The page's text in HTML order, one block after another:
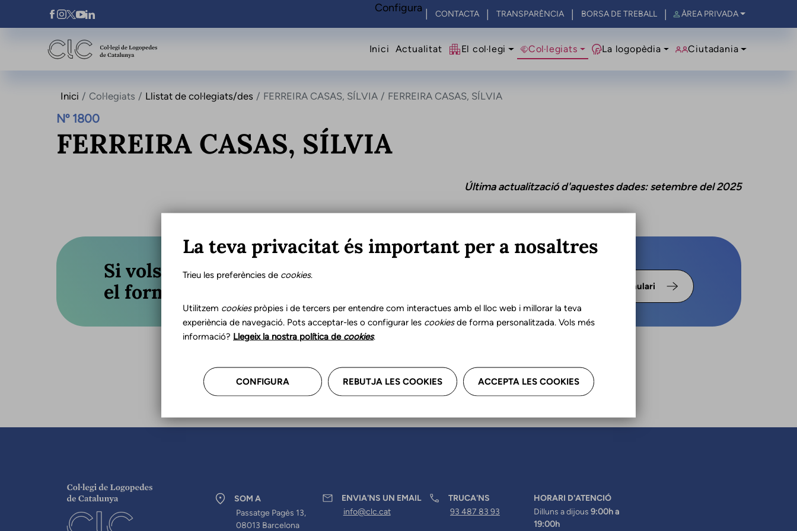
Vés al contingut
Xarxes Socials CONTACTA TRANSPARÈNCIA BORSA DE TREBALL ÀREA PRIVADA
Navegació principal
Inici Actualitat El col·legi Col·legiats La logopèdia Ciutadania
Inici Col·legiats Llistat de col·legiats/des FERREIRA CASAS, SÍLVIA FERREIRA CASAS, SÍLVIA
Nº 1800
FERREIRA CASAS, SÍLVIA
Última actualització d'aquestes dades: setembre del 2025
Si vols actualitzar les teves dades professionals omple
el formulari o truca'ns.
Formulari
SOM A
Passatge Pagès 13,
08013 Barcelona
ENVIA'NS UN EMAIL
info@clc.cat
TRUCA'NS
93 487 83 93
HORARI D'ATENCIÓ
Dilluns a dijous 9:00h a
19:00h
Configura
La teva privacitat és important per a nosaltres
Trieu les preferències de cookies.
Utilitzem cookiespròpies i de tercers per entendre com interactues amb el lloc web i millorar la teva
experiència de navegació. Pots acceptar-les o configurar les cookiesde forma personalitzada. Vols més
informació? Llegeix la nostra política de cookies.
CONFIGURA REBUTJA LES COOKIES ACCEPTA LES COOKIES